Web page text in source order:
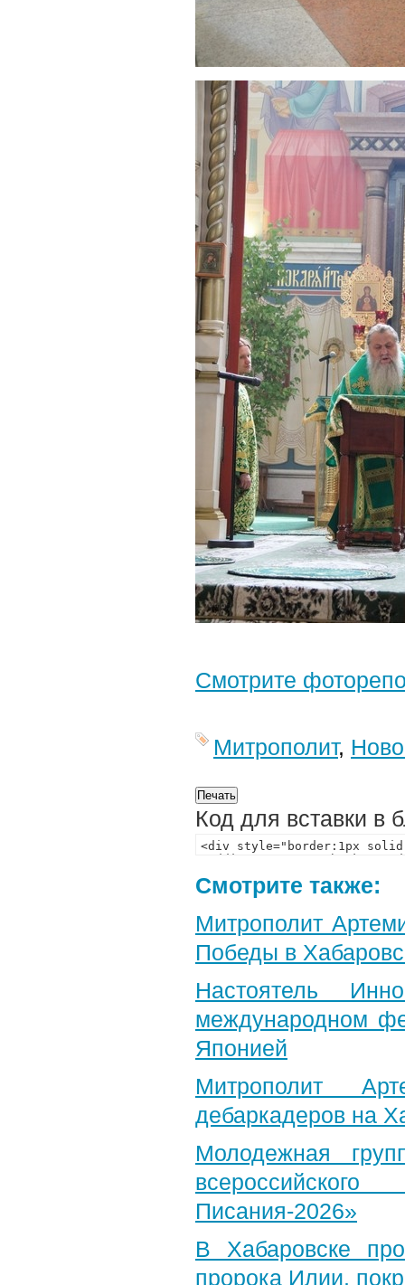
Смотрите
Митрополит,
Код для вставки в
Смотрите также:
Митрополит
Победы в
Настоятель
международном
Японией
Митрополит
дебаркадеров на
Молодежная
Писания-2026»
В Хабаровске
пророка Илии,